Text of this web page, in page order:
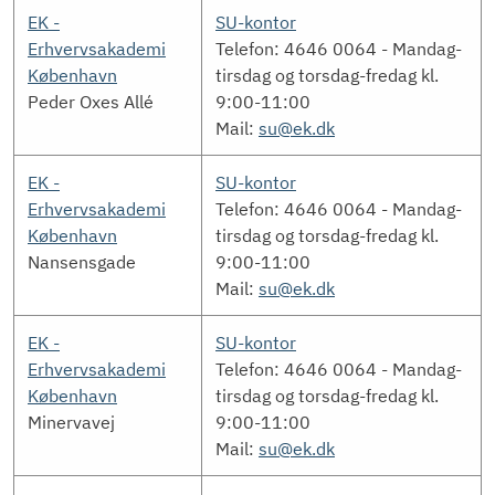
EK -
Erhvervsakademi
København
Peder Oxes Allé
SU-kontor
Telefon: 4646 0064 - Mandag-
tirsdag og torsdag-fredag kl.
9:00-11:00
Mail: su@ek.dk
EK -
Erhvervsakademi
København
Nansensgade
SU-kontor
Telefon: 4646 0064 - Mandag-
tirsdag og torsdag-fredag kl.
9:00-11:00
Mail: su@ek.dk
EK -
Erhvervsakademi
København
Minervavej
SU-kontor
Telefon: 4646 0064 - Mandag-
tirsdag og torsdag-fredag kl.
9:00-11:00
Mail: su@ek.dk